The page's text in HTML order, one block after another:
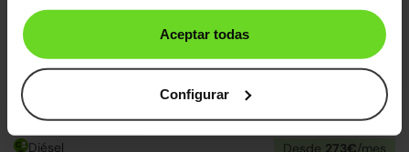
Aceptar todas
Configurar
Audi A3
Sportback 30 TDI
2018 | 133.097km | 116CV | Manual
14.790€
Diésel Desde 273€/mes